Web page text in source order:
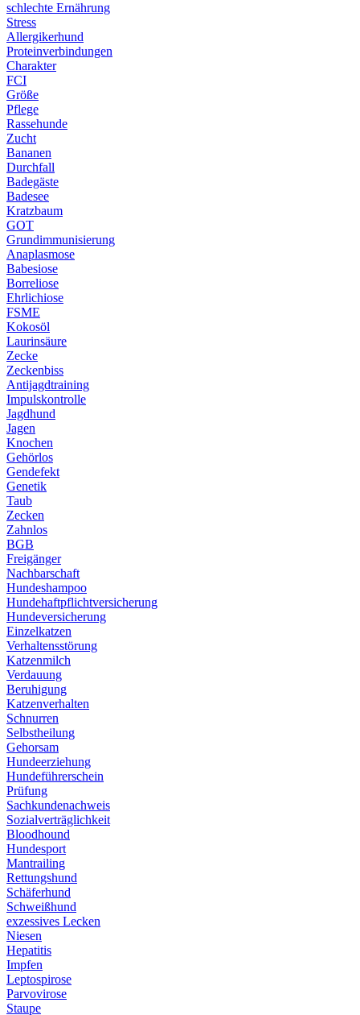
schlechte Ernährung
Stress
Allergikerhund
Proteinverbindungen
Charakter
FCI
Größe
Pflege
Rassehunde
Zucht
Bananen
Durchfall
Badegäste
Badesee
Kratzbaum
GOT
Grundimmunisierung
Anaplasmose
Babesiose
Borreliose
Ehrlichiose
FSME
Kokosöl
Laurinsäure
Zecke
Zeckenbiss
Antijagdtraining
Impulskontrolle
Jagdhund
Jagen
Knochen
Gehörlos
Gendefekt
Genetik
Taub
Zecken
Zahnlos
BGB
Freigänger
Nachbarschaft
Hundeshampoo
Hundehaftpflichtversicherung
Hundeversicherung
Einzelkatzen
Verhaltensstörung
Katzenmilch
Verdauung
Beruhigung
Katzenverhalten
Schnurren
Selbstheilung
Gehorsam
Hundeerziehung
Hundeführerschein
Prüfung
Sachkundenachweis
Sozialverträglichkeit
Bloodhound
Hundesport
Mantrailing
Rettungshund
Schäferhund
Schweißhund
exzessives Lecken
Niesen
Hepatitis
Impfen
Leptospirose
Parvovirose
Staupe